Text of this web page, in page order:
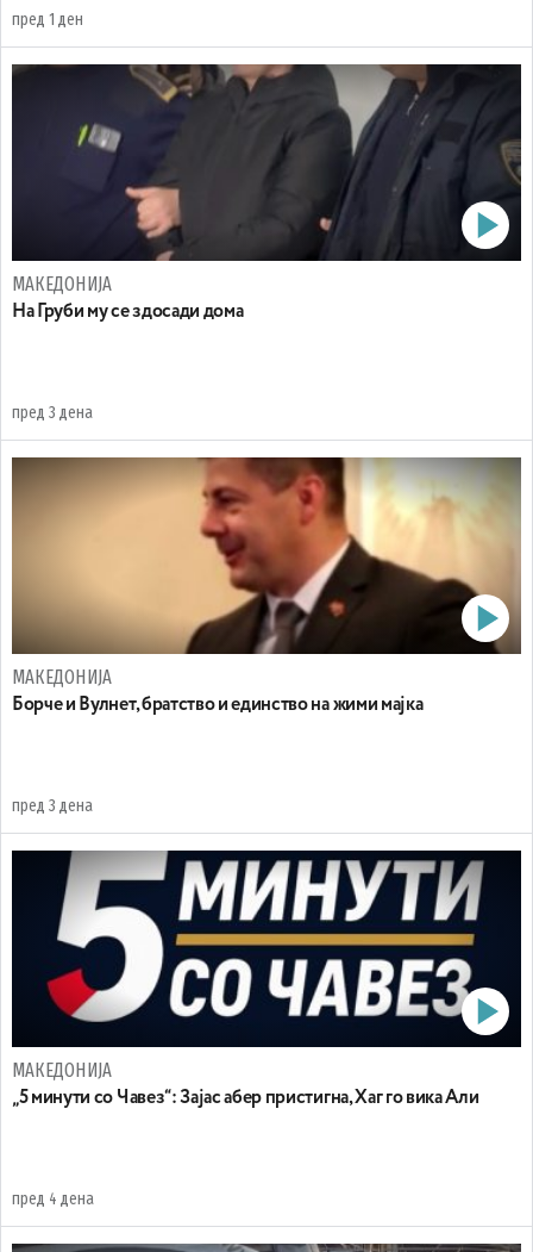
пред 1 ден
МАКЕДОНИЈА
На Груби му се здосади дома
пред 3 дена
МАКЕДОНИЈА
Борче и Вулнет, братство и единство на жими мајка
пред 3 дена
МАКЕДОНИЈА
„5 минути со Чавез“: Зајас абер пристигна, Хаг го вика Али
пред 4 дена